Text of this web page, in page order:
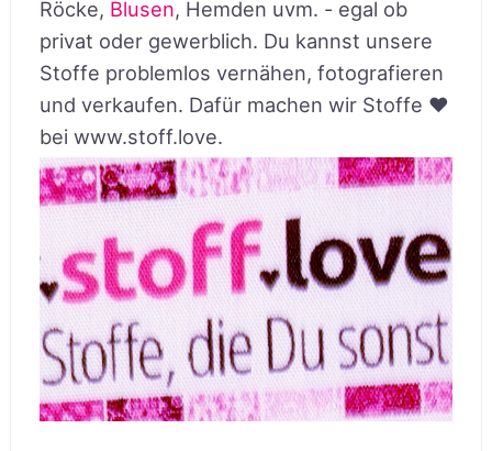
Röcke, Blusen, Hemden uvm. - egal ob
privat oder gewerblich. Du kannst unsere
Stoffe problemlos vernähen, fotografieren
und verkaufen. Dafür machen wir Stoffe ♥
bei www.stoff.love.